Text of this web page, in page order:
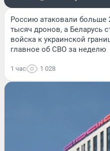
Россию атаковали больше
тысяч дронов, а Беларусь
войска к украинской
главное об СВО за неделю
1 час 1 028